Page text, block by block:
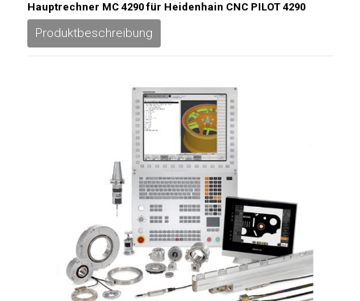
Hauptrechner MC 4290 für Heidenhain CNC PILOT 4290
Produktbeschreibung